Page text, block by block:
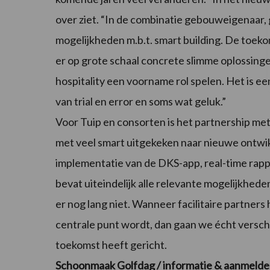
over ziet. “In de combinatie
mogelijkheden m.b.t. smart building. De
er op grote schaal concrete slimme
hospitality een voorname rol spelen. Het is
van trial en error en soms wat geluk.”
Voor Tuip en consorten is het partnership
met veel smart uitgekeken naar nieuwe
implementatie van de DKS-app, real-time
bevat uiteindelijk alle relevante
er nog lang niet. Wanneer facilitaire
centrale punt wordt, dan gaan we écht
toekomst heeft gericht.
Schoonmaak Golfdag / informatie &